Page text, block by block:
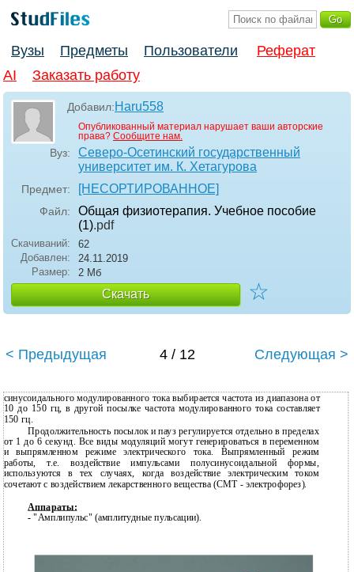
Вузы Предметы Пользователи
Реферат
AI
Заказать работу
Добавил:Haru558
Опубликованный материал нарушает ваши авторские
права? Сообщите нам.
Вуз:
Северо-Осетинский государственный
университет им. К. Хетагурова
Предмет: [НЕСОРТИРОВАННОЕ]
Файл:
Общая физиотерапия. Учебное пособие
(1).pdf
Скачиваний:
62
Добавлен:
24.11.2019
Размер:
2 Мб
Скачать ☆
< Предыдущая 4 / 12 Следующая >
синусоидального модулированного тока выбирается частота из диапазона от
10 до 150 гц, в другой посылке частота модулированного тока составляет
150 гц.
Продолжительность посылок и пауз регулируется отдельно в пределах
от 1 до 6 секунд. Все виды модуляций могут генерироваться в переменном
и выпрямленном режиме электрического тока. Выпрямленный режим
работы, т.е. воздействие импульсами полусинусоидальной формы,
используются в тех случаях, когда воздействие электрическим током
сочетают с воздействием лекарственного вещества (СМТ - электрофорез).
Аппараты:
-"Амплипульс" (амплитудные пульсации).